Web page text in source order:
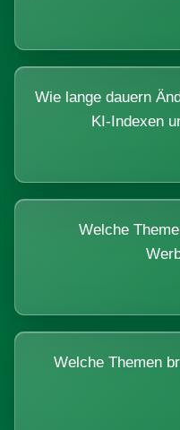
Wie lange dauern
KI-Indexen
Welche
Welche Themen